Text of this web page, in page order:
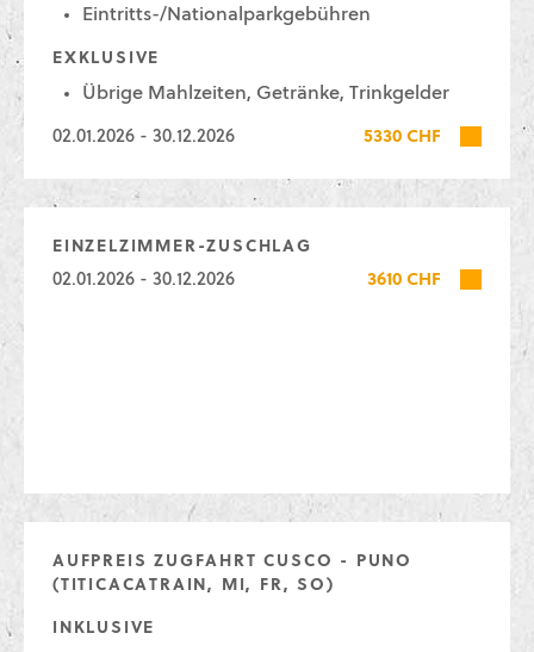
Eintritts-/Nationalparkgebühren
EXKLUSIVE
Übrige Mahlzeiten, Getränke, Trinkgelder
02.01.2026 - 30.12.2026 5330 CHF
EINZELZIMMER-ZUSCHLAG
02.01.2026 - 30.12.2026
3610 CHF
AUFPREIS ZUGFAHRT CUSCO - PUNO
(TITICACATRAIN, MI, FR, SO)
INKLUSIVE